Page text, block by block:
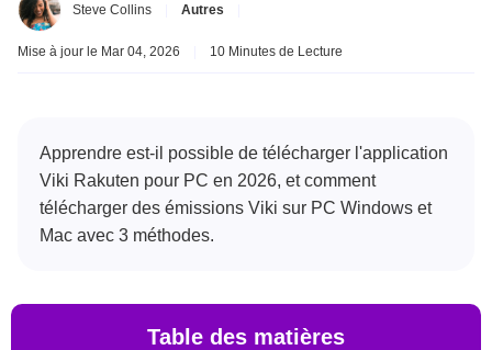
Steve Collins Autres
Mise à jour le Mar 04, 2026 10 Minutes de Lecture
Apprendre est-il possible de télécharger l'application
Viki Rakuten pour PC en 2026, et comment
télécharger des émissions Viki sur PC Windows et
Mac avec 3 méthodes.
Table des matières